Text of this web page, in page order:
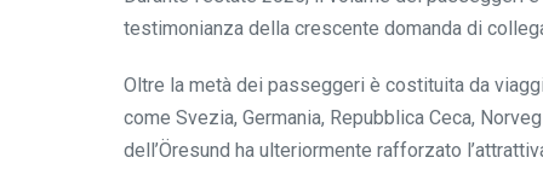
testimonianza della crescente domanda di
Oltre la metà dei passeggeri è costituita da
come Svezia, Germania, Repubblica Ceca,
dell’Öresund ha ulteriormente rafforzato